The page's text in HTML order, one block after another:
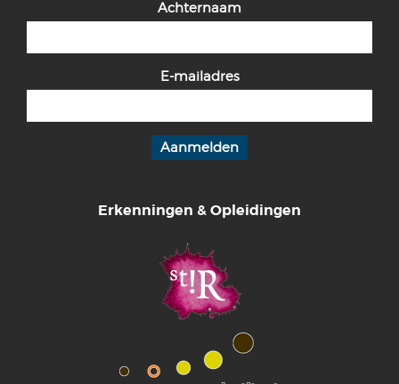
Achternaam
E-mailadres
Erkenningen & Opleidingen